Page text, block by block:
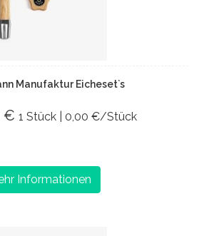
Manufaktur Eicheset`s
€ 1 Stück | 0,00 €/Stück
Informationen